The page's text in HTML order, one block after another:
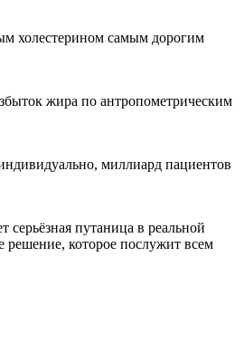
холестерином самым дорогим
жира по антропометрическим
миллиард пациентов
путаница в реальной
решение, которое послужит всем